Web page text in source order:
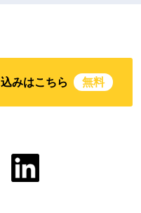
みはこちら 無料